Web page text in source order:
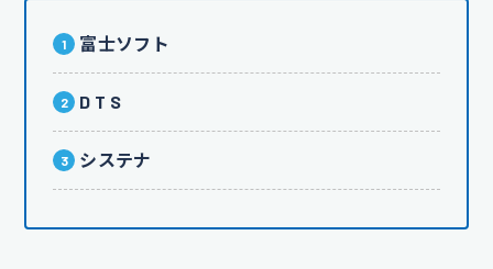
富士ソフト
D T S
システナ